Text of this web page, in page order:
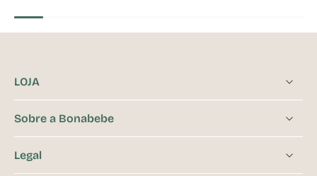
LOJA
Sobre a Bonabebe
Legal